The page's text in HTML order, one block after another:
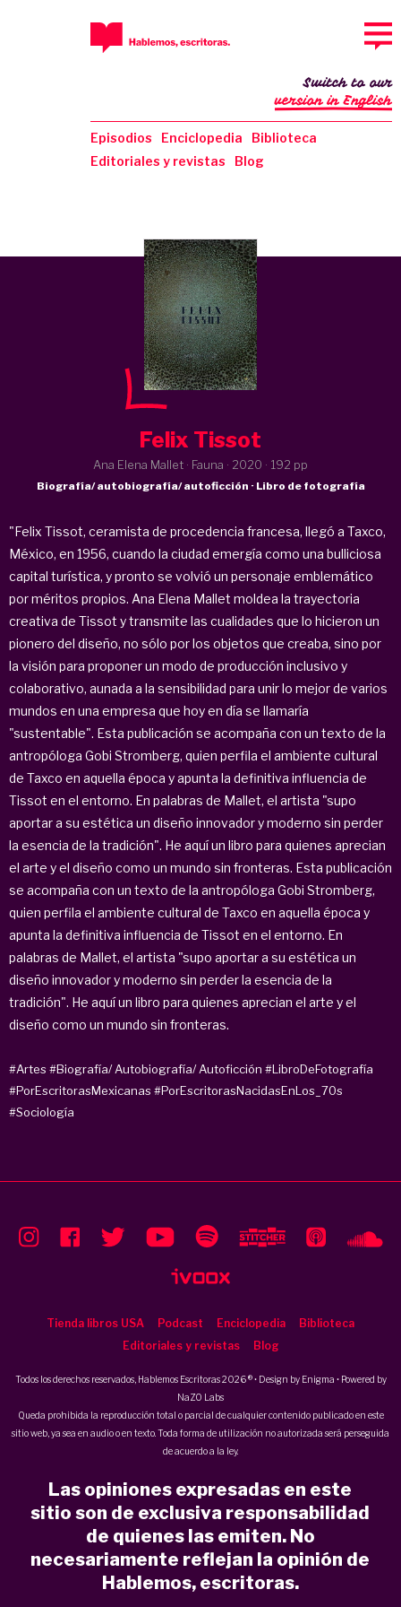
Episodios Enciclopedia
Biblioteca
Editoriales y revistas
Blog
Switch to our
version in English
Felix Tissot
Ana Elena Mallet · Fauna · 2020 · 192 pp
Biografía/ autobiografía/ autoficción · Libro de fotografía
"Felix Tissot, ceramista de procedencia francesa, llegó a Taxco,
México, en 1956, cuando la ciudad emergía como una bulliciosa
capital turística, y pronto se volvió un personaje emblemático
por méritos propios. Ana Elena Mallet moldea la trayectoria
creativa de Tissot y transmite las cualidades que lo hicieron un
pionero del diseño, no sólo por los objetos que creaba, sino por
la visión para proponer un modo de producción inclusivo y
colaborativo, aunada a la sensibilidad para unir lo mejor de varios
mundos en una empresa que hoy en día se llamaría
"sustentable". Esta publicación se acompaña con un texto de la
antropóloga Gobi Stromberg, quien perfila el ambiente cultural
de Taxco en aquella época y apunta la definitiva influencia de
Tissot en el entorno. En palabras de Mallet, el artista "supo
aportar a su estética un diseño innovador y moderno sin perder
la esencia de la tradición". He aquí un libro para quienes aprecian
el arte y el diseño como un mundo sin fronteras. Esta publicación
se acompaña con un texto de la antropóloga Gobi Stromberg,
quien perfila el ambiente cultural de Taxco en aquella época y
apunta la definitiva influencia de Tissot en el entorno. En
palabras de Mallet, el artista "supo aportar a su estética un
diseño innovador y moderno sin perder la esencia de la
tradición". He aquí un libro para quienes aprecian el arte y el
diseño como un mundo sin fronteras.
#Artes #Biografía/ Autobiografía/ Autoficción #LibroDeFotografía
#PorEscritorasMexicanas #PorEscritorasNacidasEnLos_70s
#Sociología
Tienda libros USA Podcast Enciclopedia
Biblioteca
Editoriales y revistas
Blog
Todos los derechos reservados, Hablemos Escritoras 2026 ® • Design by Enigma • Powered by
NaZO Labs
Queda prohibida la reproducción total o parcial de cualquier contenido publicado en este
sitio web, ya sea en audio o en texto. Toda forma de utilización no autorizada será perseguida
de acuerdo a la ley.
Las opiniones expresadas en este
sitio son de exclusiva responsabilidad
de quienes las emiten. No
necesariamente reflejan la opinión de
Hablemos, escritoras.